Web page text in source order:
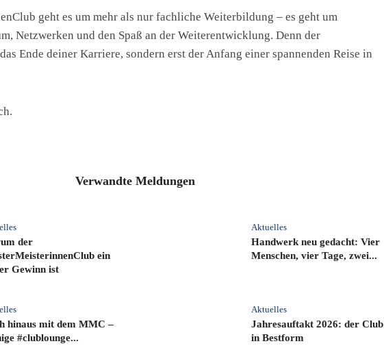
geht es um mehr als nur fachliche Weiterbildung – es geht um
Netzwerken und den Spaß an der Weiterentwicklung. Denn der
Ende deiner Karriere, sondern erst der Anfang einer spannenden Reise in
Verwandte Meldungen
der
ein
Gewinn ist
Aktuelles
Handwerk neu gedacht: Vier
Menschen, vier Tage, zwei...
hinaus mit dem MMC –
#clublounge...
Aktuelles
Jahresauftakt 2026: der Club
in Bestform